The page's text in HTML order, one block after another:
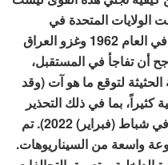
الولايات المتحدة في
الماضي (مع أزمة الصواريخ الكوبية في العام 1962 وغزو العراق
ومن المرجح أن تفاجأ في المستقبل،
لتوقع ما هو آت (وقد
كثيراً، بما في ذلك التحذير
الدقيق من الغزو الروسي لأوكرانيا في شباط (فبراير) 2022). تم
واسعة من السيناريوهات.